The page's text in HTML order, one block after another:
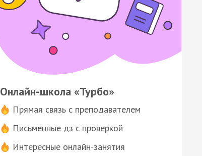
Онлайн-школа «Турбо»
Прямая связь с преподавателем
Письменные дз с проверкой
Интересные онлайн-занятия